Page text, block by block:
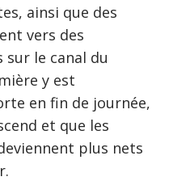
ainsi que des
vers des
sur le canal du
y est
en fin de journée,
et que les
plus nets